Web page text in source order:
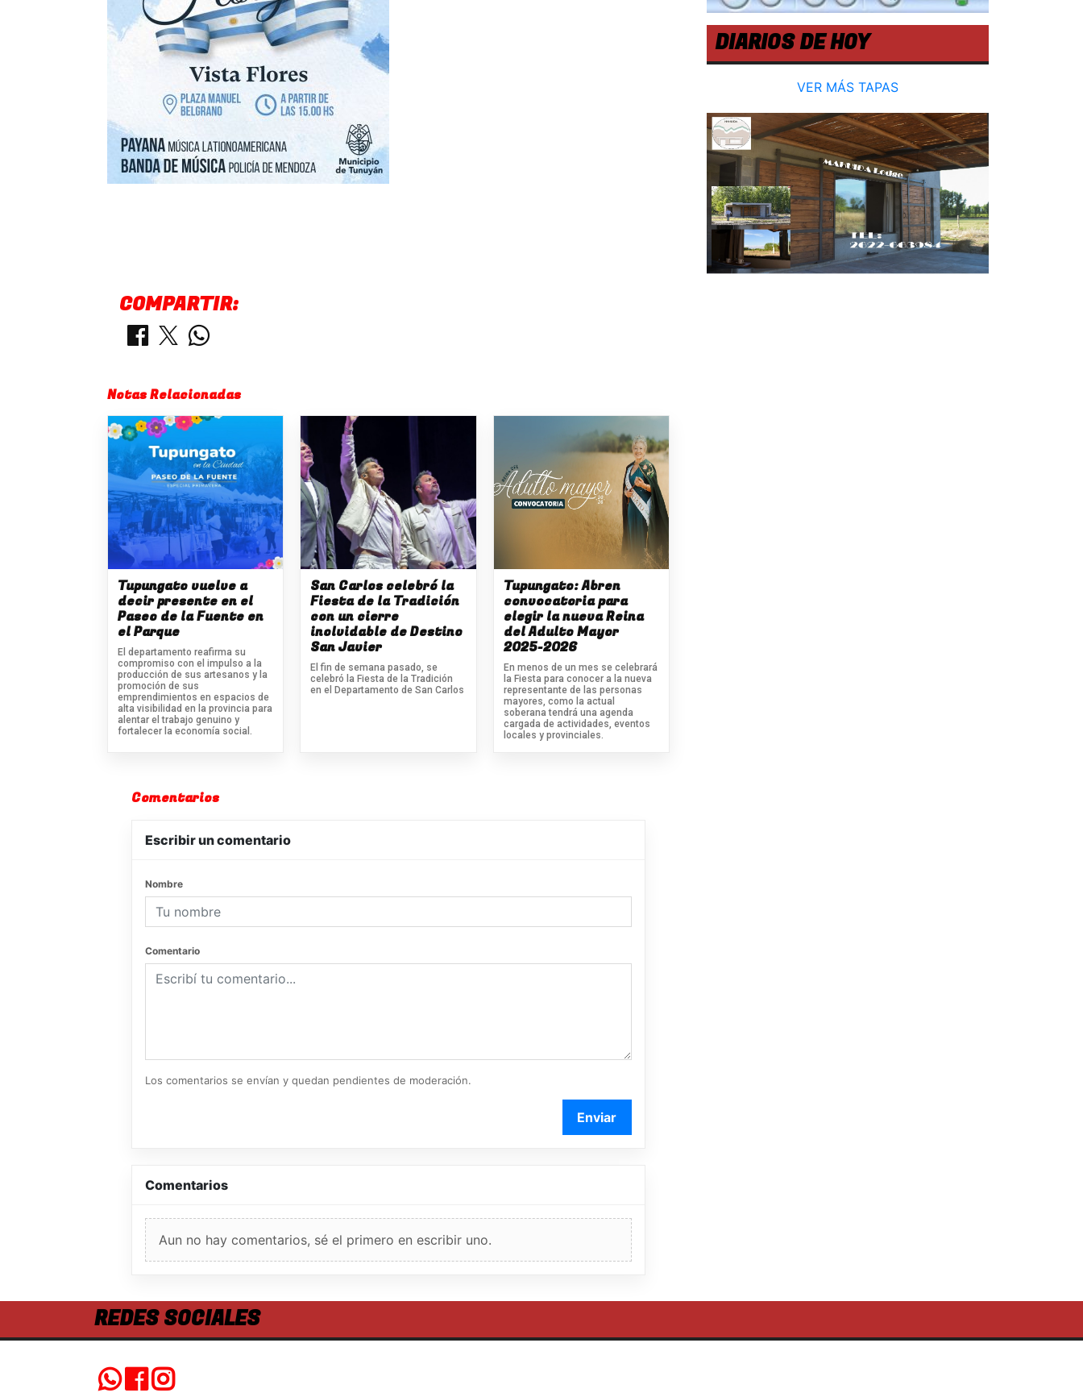
COMPARTIR:
Notas Relacionadas
Tupungato vuelve a
decir presente en el
Paseo de la Fuente en
el Parque
El departamento reafirma su
compromiso con el impulso a la
producción de sus artesanos y la
promoción de sus
emprendimientos en espacios de
alta visibilidad en la provincia para
alentar el trabajo genuino y
fortalecer la economía social.
San Carlos celebró la
Fiesta de la Tradición
con un cierre
inolvidable de Destino
San Javier
El fin de semana pasado, se
celebró la Fiesta de la Tradición
en el Departamento de San Carlos
Tupungato: Abren
convocatoria para
elegir la nueva Reina
del Adulto Mayor
2025-2026
En menos de un mes se celebrará
la Fiesta para conocer a la nueva
representante de las personas
mayores, como la actual
soberana tendrá una agenda
cargada de actividades, eventos
locales y provinciales.
Comentarios
Escribir un comentario
Nombre
Comentario
Los comentarios se envían y quedan pendientes de moderación.
Enviar
Comentarios
Aun no hay comentarios, sé el primero en escribir uno.
DIARIOS DE HOY
VER MÁS TAPAS
REDES SOCIALES